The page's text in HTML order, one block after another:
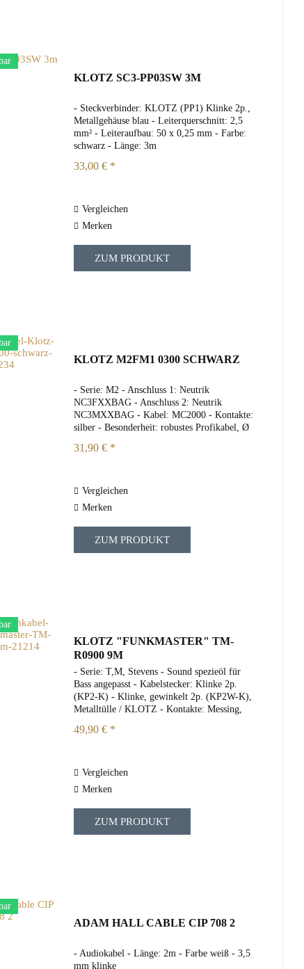
KLOTZ SC3-PP03SW 3M
- Steckverbinder: KLOTZ (PP1) Klinke 2p.,
Metallgehäuse blau - Leiterquerschnitt: 2,5
mm² - Leiteraufbau: 50 x 0,25 mm - Farbe:
schwarz - Länge: 3m
33,00 € *
Vergleichen
Merken
ZUM PRODUKT
KLOTZ M2FM1 0300 SCHWARZ
- Serie: M2 - Anschluss 1: Neutrik
NC3FXXBAG - Anschluss 2: Neutrik
NC3MXXBAG - Kabel: MC2000 - Kontakte:
silber - Besonderheit: robustes Profikabel, Ø
Wendelschirm - Leiterquerschnitt: 0,22 mm²...
31,90 € *
Vergleichen
Merken
ZUM PRODUKT
KLOTZ "FUNKMASTER" TM-
R0900 9M
- Serie: T,M, Stevens - Sound spezieöl für
Bass angepasst - Kabelstecker: Klinke 2p.
(KP2-K) - Klinke, gewinkelt 2p. (KP2W-K),
Metalltülle / KLOTZ - Kontakte: Messing,
- schwarz: black - Länge: 9m
49,90 € *
Vergleichen
Merken
ZUM PRODUKT
ADAM HALL CABLE CIP 708 2
- Audiokabel - Länge: 2m - Farbe weiß - 3,5
mm klinke